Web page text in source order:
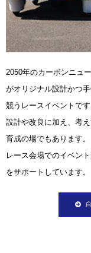
2050年のカーボンニュ
がオリジナル設計かつ
競うレースイベントで
設計や改良に加え、考
育成の場でもあります。
レース会場でのイベン
をサポートしています。